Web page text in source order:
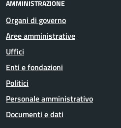
AMMINISTRAZIONE
Organi di governo
Aree amministrative
Uffici
Enti e fondazioni
Politici
Personale amministrativo
Documenti e dati